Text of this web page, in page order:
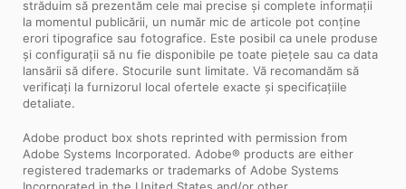
străduim să prezentăm cele mai precise și complete informații
la momentul publicării, un număr mic de articole pot conține
erori tipografice sau fotografice. Este posibil ca unele produse
și configurații să nu fie disponibile pe toate piețele sau ca data
lansării să difere. Stocurile sunt limitate. Vă recomandăm să
verificați la furnizorul local ofertele exacte și specificațiile
detaliate.
Adobe product box shots reprinted with permission from
Adobe Systems Incorporated. Adobe® products are either
registered trademarks or trademarks of Adobe Systems